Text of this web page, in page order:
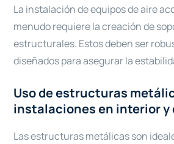
La instalación de equipos de aire
menudo requiere la creación de
estructurales. Estos deben ser
diseñados para asegurar la
Uso de estructuras
instalaciones en interior y
Las estructuras metálicas son